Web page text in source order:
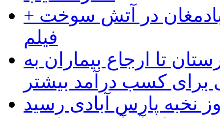
در آتش سوخت +
فیلم
تا ارجاع بیماران به
کسب درآمد بیشتر
نخبه پارس آبادی رسید